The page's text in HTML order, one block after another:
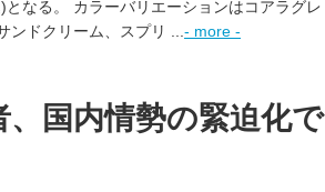
となる。 カラーバリエーションはコアラグレ
ンドクリーム、スプリ ... - more -
国内情勢の緊迫化で